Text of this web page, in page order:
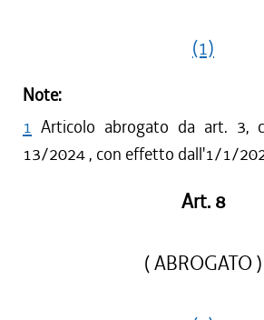
(1)
Note:
1 Articolo abrogato da art. 3,
13/2024 , con effetto dall'1/1/
Art. 8
( ABROGATO )